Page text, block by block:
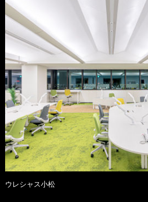
ウレシャス小松